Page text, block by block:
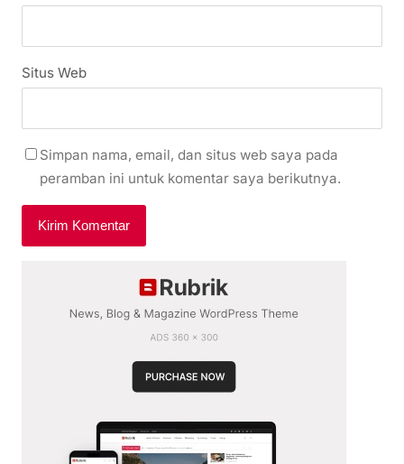
Situs Web
Simpan nama, email, dan situs web saya pada
peramban ini untuk komentar saya berikutnya.